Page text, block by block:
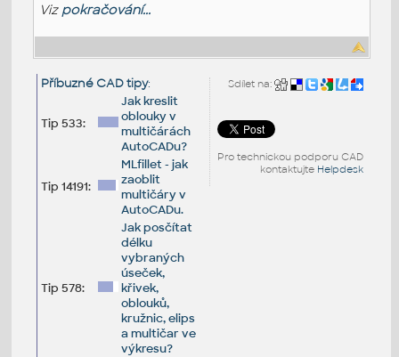
Viz pokračování...
Sdílet na:
Pro technickou podporu CAD
kontaktujte Helpdesk
Příbuzné CAD tipy:
Tip 533:
Jak kreslit
oblouky v
multičárách
AutoCADu?
Tip 14191:
MLfillet - jak
zaoblit
multičáry v
AutoCADu.
Tip 578:
Jak posčítat
délku
vybraných
úseček,
křivek,
oblouků,
kružnic, elips
a multičar ve
výkresu?